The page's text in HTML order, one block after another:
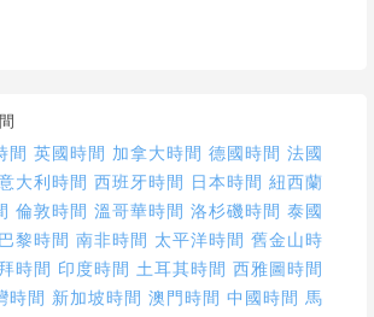
間 英國時間 加拿大時間 德國時間 法國
大利時間 西班牙時間 日本時間 紐西蘭
倫敦時間 溫哥華時間 洛杉磯時間 泰國
巴黎時間 南非時間 太平洋時間 舊金山時
時間 印度時間 土耳其時間 西雅圖時間
時間 新加坡時間 澳門時間 中國時間 馬